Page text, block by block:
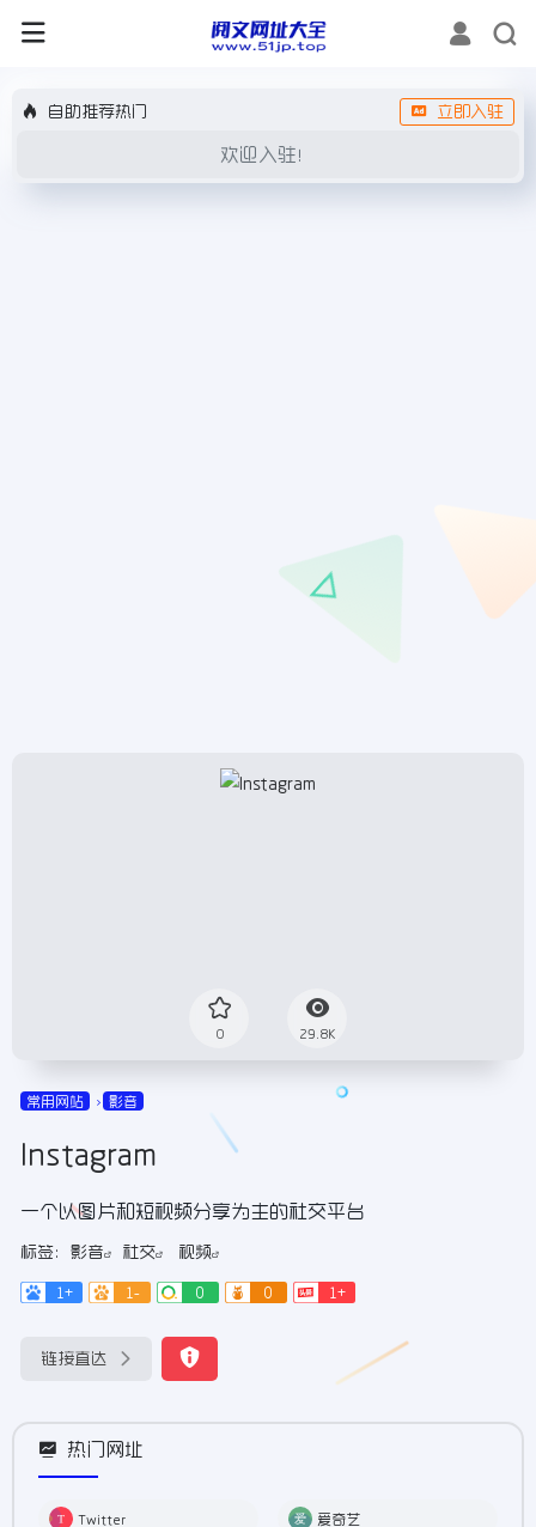
自助推荐热门 立即入驻
欢迎入驻！
0 29.8K
常用网站 影音
Instagram
一个以图片和短视频分享为主的社交平台
标签： 影音 社交 视频
1+ 1- 0 0 1+
链接直达
热门网址
Twitter 爱奇艺